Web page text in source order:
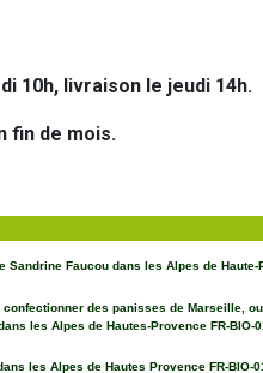
10h, livraison le jeudi 14h.
fin de mois.
Sandrine Faucou dans les Alpes de Haute-
confectionner des panisses de Marseille,
les Alpes de Hautes-Provence FR-BIO-
les Alpes de Hautes Provence FR-BIO-